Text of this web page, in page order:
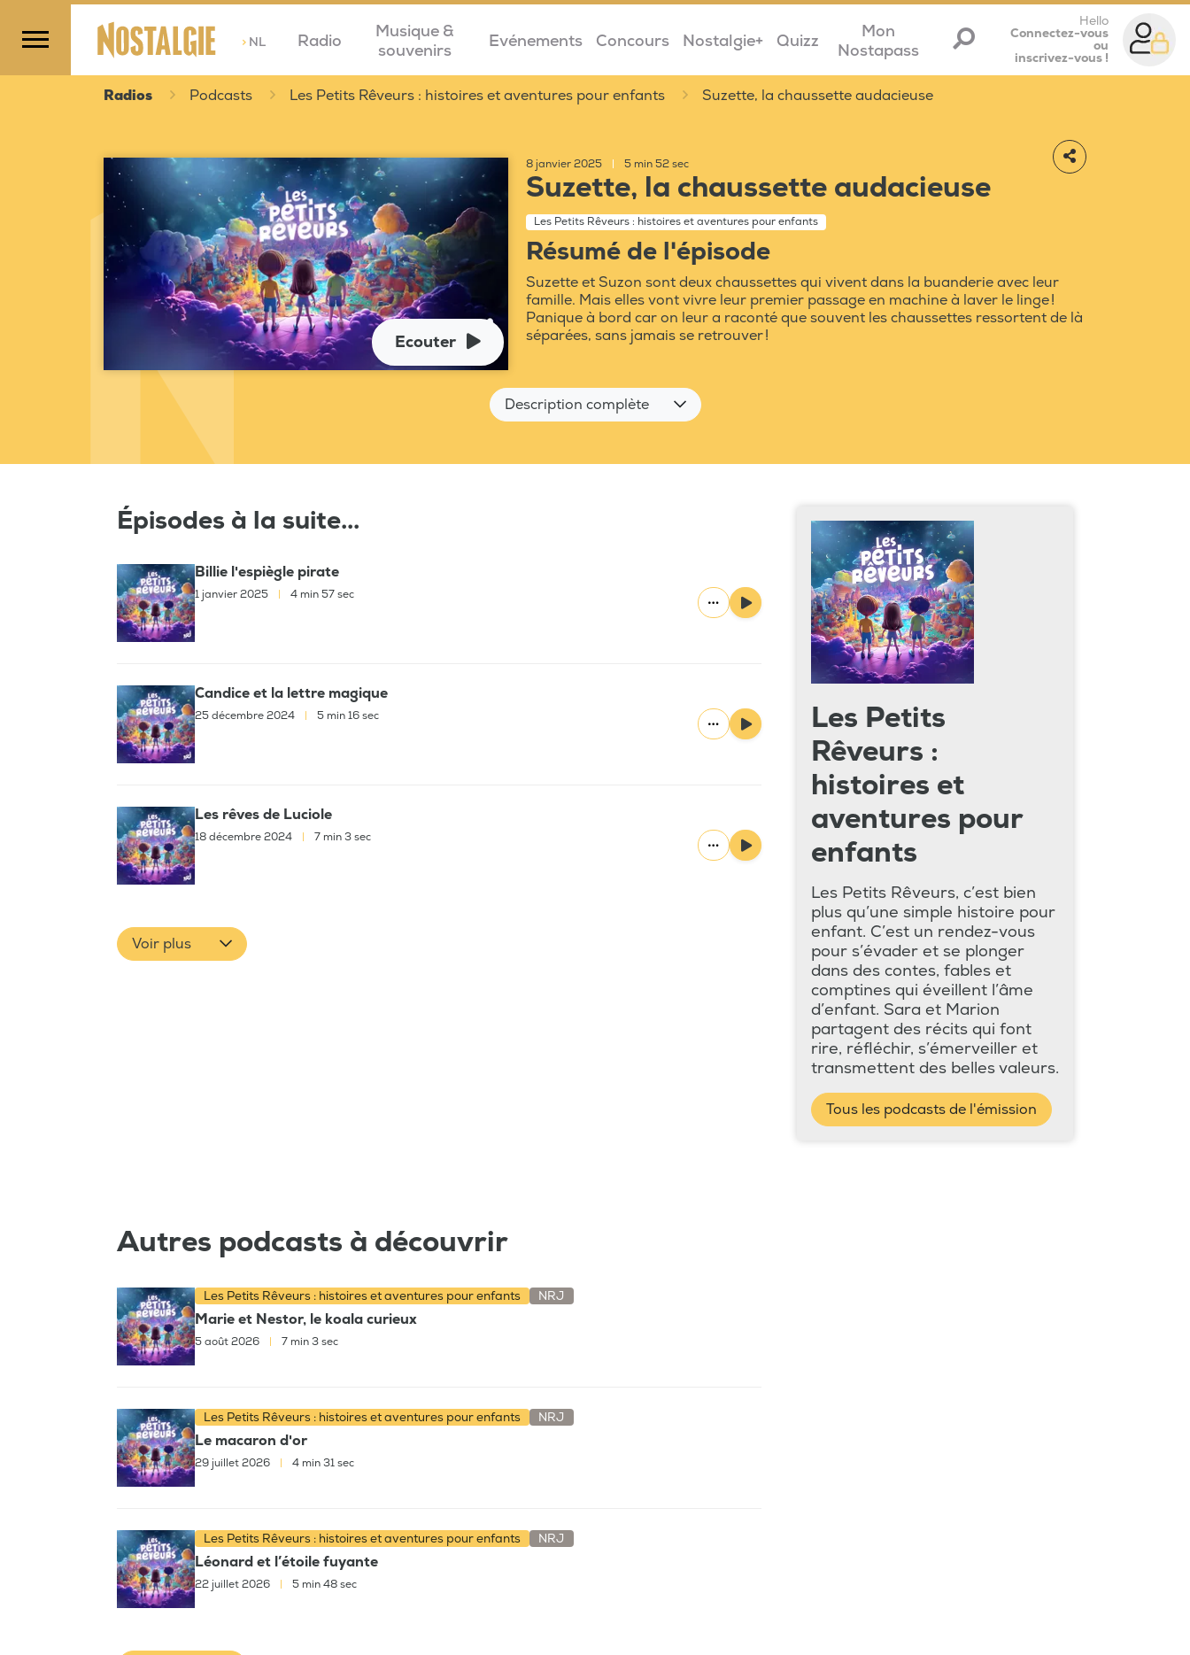
>NL Radio
Musique &
souvenirs
Evénements Concours Nostalgie+ Quizz
Mon
Nostapass
Hello
Connectez-vous
ou
inscrivez-vous !
Radios Podcasts Les Petits Rêveurs : histoires et aventures pour enfants Suzette, la chaussette audacieuse
Ecouter
8 janvier 2025 5 min 52 sec
Suzette, la chaussette audacieuse
Les Petits Rêveurs : histoires et aventures pour enfants
Résumé de l'épisode
Suzette et Suzon sont deux chaussettes qui vivent dans la buanderie avec leur
famille. Mais elles vont vivre leur premier passage en machine à laver le linge !
Panique à bord car on leur a raconté que souvent les chaussettes ressortent de là
séparées, sans jamais se retrouver !
Description complète
Épisodes à la suite...
Billie l'espiègle pirate
1 janvier 2025 | 4 min 57 sec
Candice et la lettre magique
25 décembre 2024 | 5 min 16 sec
Les rêves de Luciole
18 décembre 2024 | 7 min 3 sec
Voir plus
Les Petits
Rêveurs :
histoires et
aventures pour
enfants
Les Petits Rêveurs, c’est bien
plus qu’une simple histoire pour
enfant. C’est un rendez-vous
pour s’évader et se plonger
dans des contes, fables et
comptines qui éveillent l’âme
d’enfant. Sara et Marion
partagent des récits qui font
rire, réfléchir, s’émerveiller et
transmettent des belles valeurs.
Tous les podcasts de l'émission
Autres podcasts à découvrir
Les Petits Rêveurs : histoires et aventures pour enfants NRJ
Marie et Nestor, le koala curieux
5 août 2026 7 min 3 sec
Les Petits Rêveurs : histoires et aventures pour enfants NRJ
Le macaron d'or
29 juillet 2026 4 min 31 sec
Les Petits Rêveurs : histoires et aventures pour enfants NRJ
Léonard et l’étoile fuyante
22 juillet 2026 5 min 48 sec